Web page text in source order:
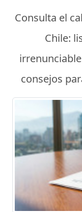
Consulta el
Chile:
consejos